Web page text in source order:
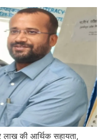
की आर्थिक सहायता,